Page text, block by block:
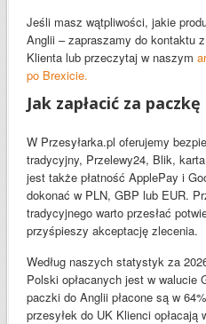
Jeśli masz wątpliwości, jakie
Anglii – zapraszamy do kontaktu
Klienta lub przeczytaj w naszym
po Brexicie.
Jak zapłacić za
W Przesyłarka.pl oferujemy
tradycyjny, Przelewy24, Blik,
jest także płatność ApplePay i
dokonać w PLN, GBP lub EUR.
tradycyjnego warto przesłać
przyśpieszy akceptację zlecenia.
Według naszych statystyk za
Polski opłacanych jest w walucie
paczki do Anglii płacone są w
przesyłek do UK Klienci